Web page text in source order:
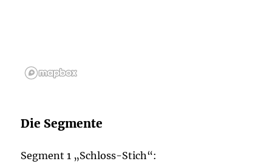
Die Segmente
Segment 1 „Schloss-Stich“: